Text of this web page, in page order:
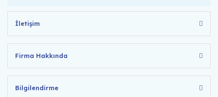
İletişim
Firma Hakkında
Bilgilendirme